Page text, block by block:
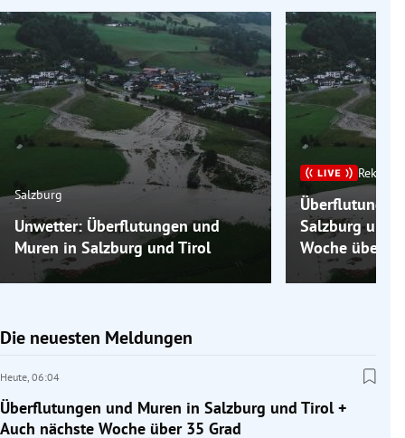
Salzburg
Unwetter: Überflutungen und
Muren in Salzburg und Tirol
Salzburg und
Woche über
Die neuesten Meldungen
Heute, 06:04
Überflutungen und Muren in Salzburg und Tirol +
Auch nächste Woche über 35 Grad